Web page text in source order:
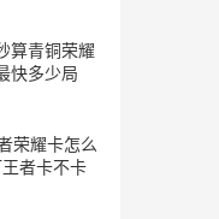
算青铜荣耀
快多少局
荣耀卡怎么
者卡不卡